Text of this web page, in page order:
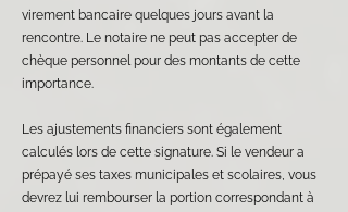
virement bancaire quelques jours avant la
rencontre. Le notaire ne peut pas accepter de
chèque personnel pour des montants de cette
importance.
Les ajustements financiers sont également
calculés lors de cette signature. Si le vendeur a
prépayé ses taxes municipales et scolaires, vous
devrez lui rembourser la portion correspondant à